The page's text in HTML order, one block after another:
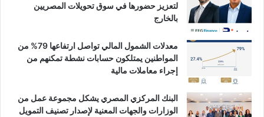
لتعزيز حضورها في سوق تحويلات المصريين
بالخارج
معدلات الشمول المالي تواصل ارتفاعها 79% من
المواطنين يمتلكون حسابات نشطة تمكنهم من
إجراء معاملات مالية
البنك المركزي المصري يشكل مجموعة عمل من
الوزارات والجهات المعنية لإصدار تصنيف التمويل